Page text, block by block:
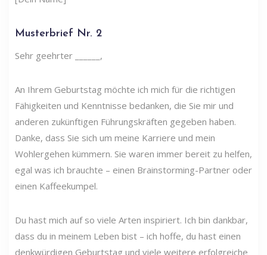
Musterbrief Nr. 2
Sehr geehrter ______,
An Ihrem Geburtstag möchte ich mich für die richtigen
Fähigkeiten und Kenntnisse bedanken, die Sie mir und
anderen zukünftigen Führungskräften gegeben haben.
Danke, dass Sie sich um meine Karriere und mein
Wohlergehen kümmern. Sie waren immer bereit zu helfen,
egal was ich brauchte – einen Brainstorming-Partner oder
einen Kaffeekumpel.
Du hast mich auf so viele Arten inspiriert. Ich bin dankbar,
dass du in meinem Leben bist – ich hoffe, du hast einen
denkwürdigen Geburtstag und viele weitere erfolgreiche